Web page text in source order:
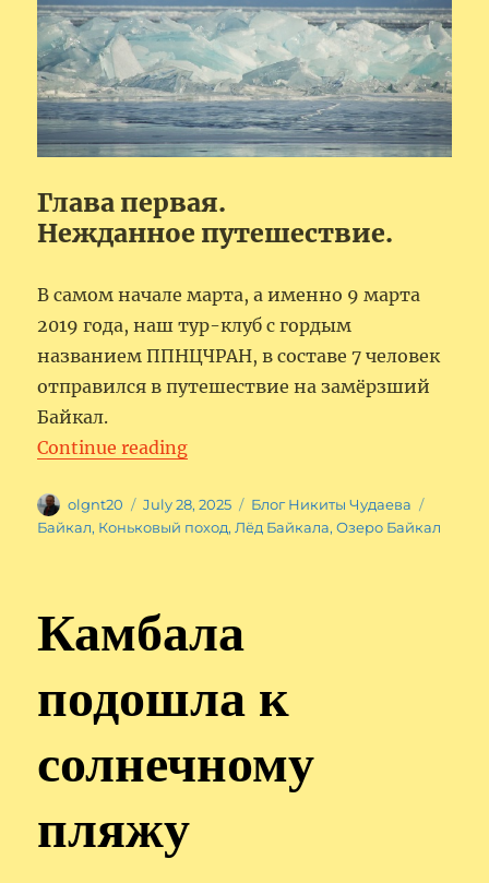
Глава первая.
Нежданное путешествие.
В самом начале марта, а именно 9 марта
2019 года, наш тур-клуб с гордым
названием ППНЦЧРАН, в составе 7 человек
отправился в путешествие на замёрзший
Байкал.
Continue reading“Как я “попал” на лёд Байкала”
Author
olgnt20
Posted
on
July 28, 2025 Categories
Блог Никиты Чудаева
Байкал, Коньковый поход, Лёд Байкала,Озеро Байкал
Камбала
подошла к
солнечному
пляжу